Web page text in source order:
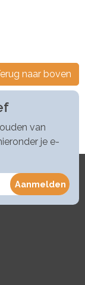
naar boven
van
je e-